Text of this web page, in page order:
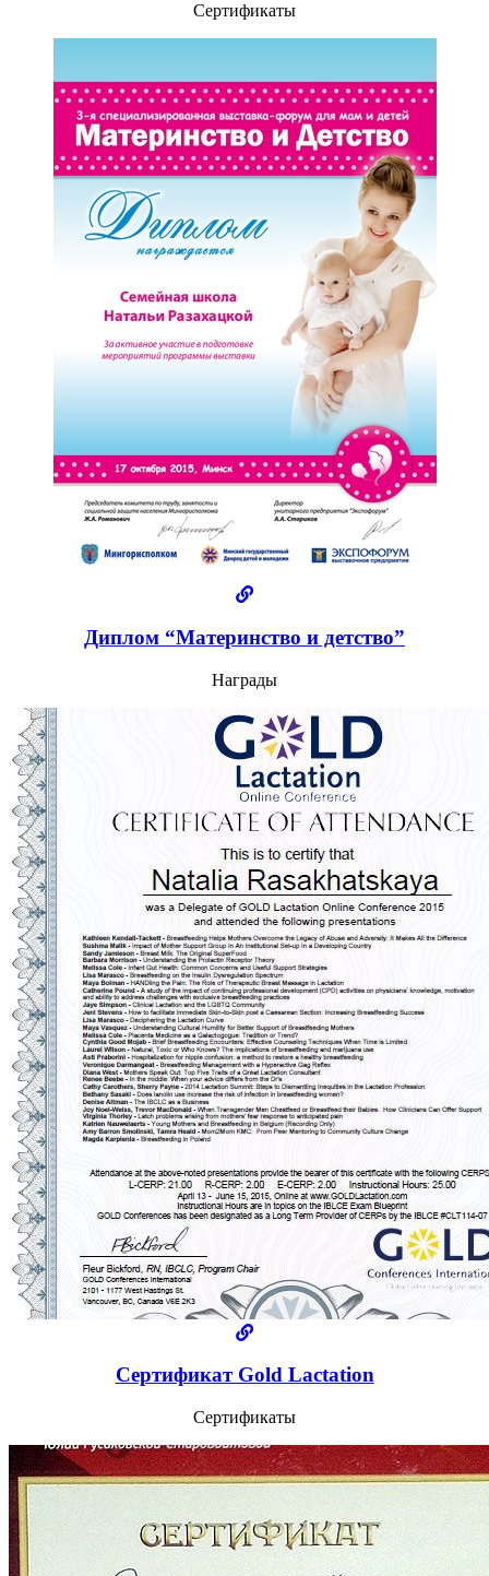
Сертификаты
Диплом “Материнство и детство”
Награды
Сертификат Gold Lactation
Сертификаты